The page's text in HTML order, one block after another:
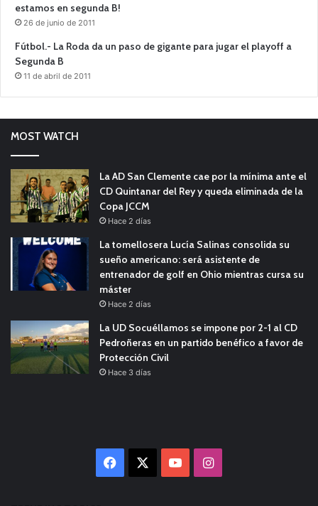
estamos en segunda B!
26 de junio de 2011
Fútbol.- La Roda da un paso de gigante para jugar el playoff a
Segunda B
11 de abril de 2011
MOST WATCH
La AD San Clemente cae por la mínima ante el
CD Quintanar del Rey y queda eliminada de la
Copa JCCM
Hace 2 días
La tomellosera Lucía Salinas consolida su
sueño americano: será asistente de
entrenador de golf en Ohio mientras cursa su
máster
Hace 2 días
La UD Socuéllamos se impone por 2-1 al CD
Pedroñeras en un partido benéfico a favor de
Protección Civil
Hace 3 días
Facebook YouTubeInstagram